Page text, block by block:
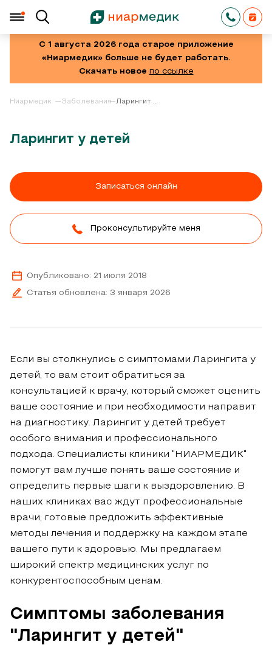
С 1 августа 2026 года старое приложение
«Ниармедик» больше не будет работать.
Скачать новое по ссылке
Ниармедик Заболевания
Ларингит у
Ларингит у детей
Записаться онлайн
Проконсультируйте меня
Опубликовано: 21 июля 2018
Статья обновлена: 3 января 2026
Если вы столкнулись с симптомами Ларингита у
детей, то вам стоит обратиться за
консультацией к врачу, который сможет оценить
ваше состояние и при необходимости направит
на диагностику. Ларингит у детей требует
особого внимания и профессионального
подхода. Специалисты клиники "НИАРМЕДИК"
помогут вам лучше понять ваше состояние и
определить первые шаги к выздоровлению. В
наших клиниках вас ждут профессиональные
врачи, готовые предложить эффективные
методы лечения и поддержку на каждом этапе
вашего пути к здоровью. Мы предлагаем
широкий спектр медицинских услуг по
конкурентоспособным ценам.
Симптомы заболевания
"Ларингит у детей"